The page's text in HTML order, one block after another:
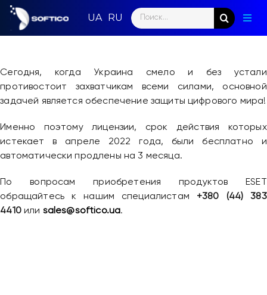
Skip
content
Search
for:
Сегодня, когда Украина смело и без устали
противостоит захватчикам всеми силами, основной
задачей является обеспечение защиты цифрового мира!
Именно поэтому лицензии, срок действия которых
истекает в апреле 2022 года, были бесплатно и
автоматически продлены на 3 месяца.
По вопросам приобретения продуктов ESET
обращайтесь к нашим специалистам +380 (44) 383
4410или sales@softico.ua.